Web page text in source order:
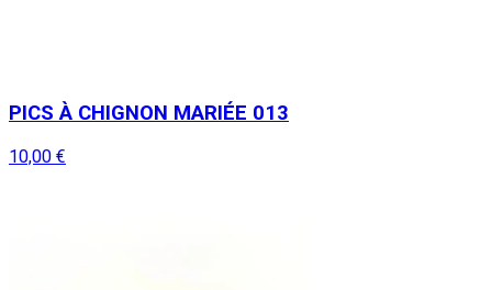
PICS À CHIGNON MARIÉE 013
10,00 €